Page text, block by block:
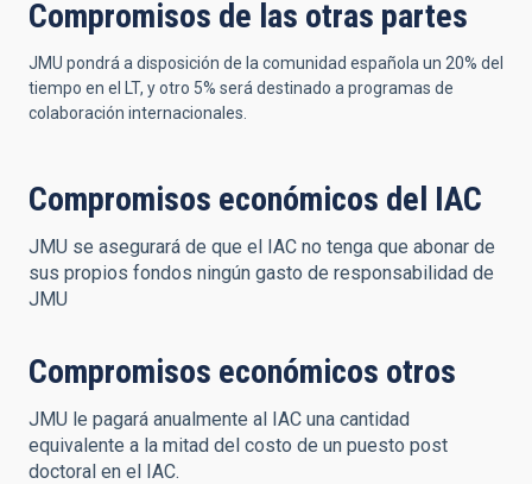
Compromisos de las otras partes
JMU pondrá a disposición de la comunidad española un 20% del
tiempo en el LT, y otro 5% será destinado a programas de
colaboración internacionales.
Compromisos económicos del IAC
JMU se asegurará de que el IAC no tenga que abonar de
sus propios fondos ningún gasto de responsabilidad de
JMU
Compromisos económicos otros
JMU le pagará anualmente al IAC una cantidad
equivalente a la mitad del costo de un puesto post
doctoral en el IAC.